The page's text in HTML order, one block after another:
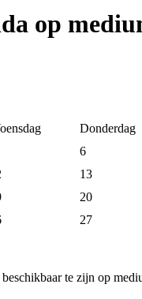
op
Donderdag
6
13
20
27
te zijn op